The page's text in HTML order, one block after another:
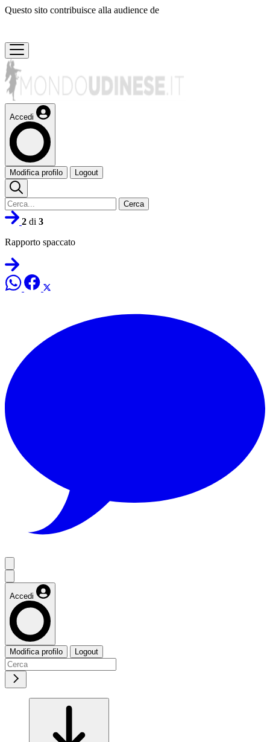
Questo sito contribuisce alla audience de
Accedi
Modifica profilo Logout
Cerca
2 di 3
Rapporto spaccato
Accedi
Modifica profilo Logout